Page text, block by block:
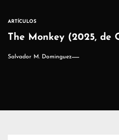
ARTÍCULOS
The Monkey (2025, de
Salvador M. Dominguez